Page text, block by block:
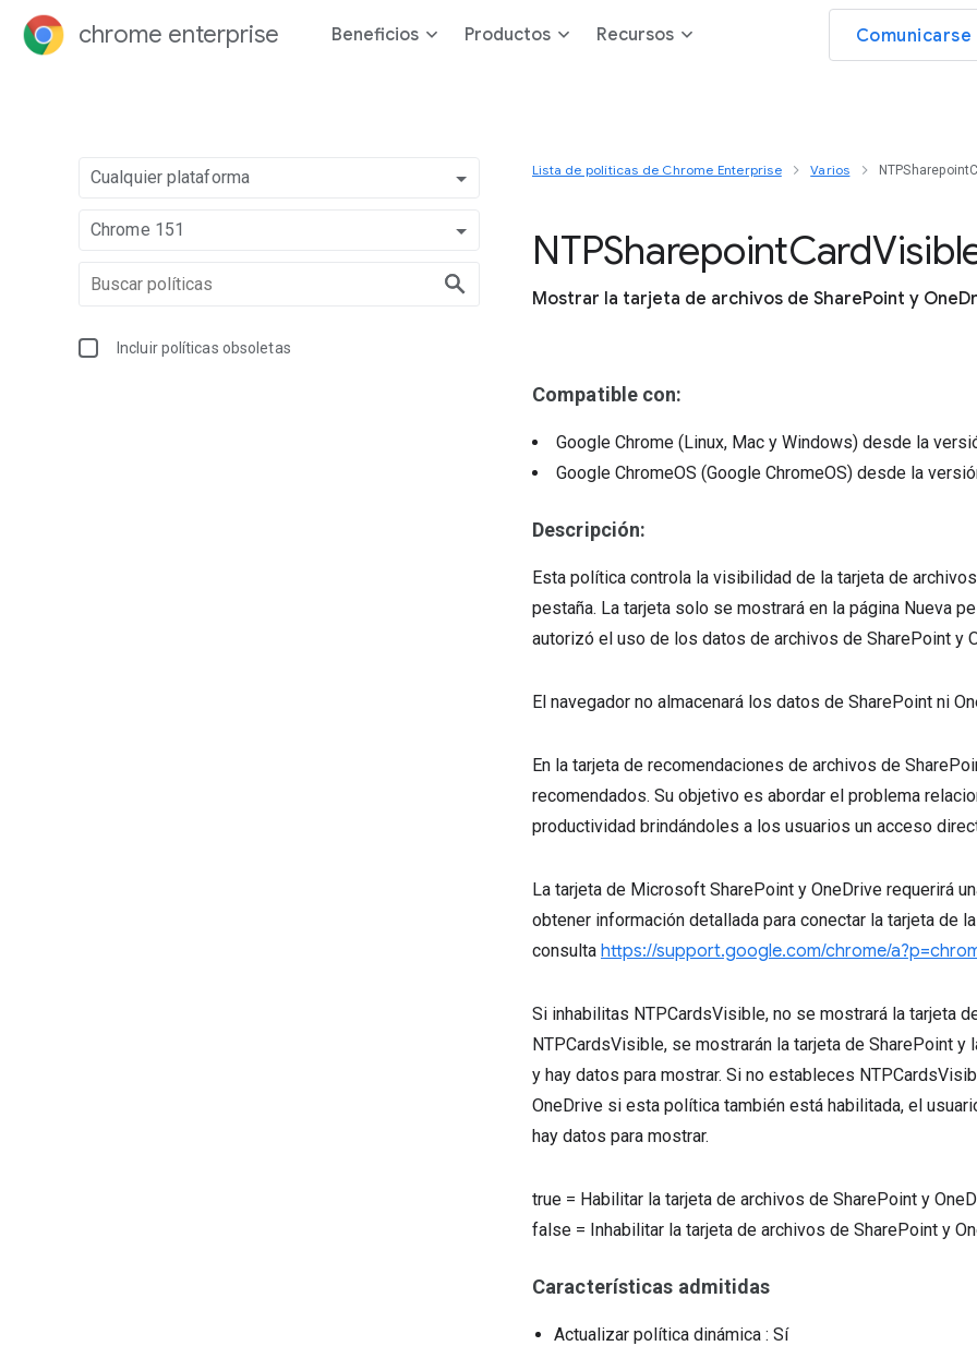
chrome enterprise Beneficios Productos Recursos
Cualquier plataforma
Chrome 151
Incluir políticas obsoletas
Lista de políticas de Chrome Enterprise Varios
NTPSharepointCard
Mostrar la tarjeta de archivos de SharePoint y
Compatible con:
Google Chrome (Linux, Mac y Windows) desde la
Google ChromeOS (Google ChromeOS) desde la
Descripción:
Esta política controla la visibilidad de la tarjeta de
pestaña. La tarjeta solo se mostrará en la página Nueva
autorizó el uso de los datos de archivos de SharePoint y
El navegador no almacenará los datos de SharePoint ni
En la tarjeta de recomendaciones de archivos de
recomendados. Su objetivo es abordar el problema
productividad brindándoles a los usuarios un acceso
La tarjeta de Microsoft SharePoint y OneDrive requerirá
obtener información detallada para conectar la tarjeta de
consulta https://support.google.com/chrome/
Si inhabilitas NTPCardsVisible, no se mostrará la tarjeta
NTPCardsVisible, se mostrarán la tarjeta de SharePoint
y hay datos para mostrar. Si no estableces
OneDrive si esta política también está habilitada, el
hay datos para mostrar.
true = Habilitar la tarjeta de archivos de SharePoint y
false = Inhabilitar la tarjeta de archivos de SharePoint y
Características admitidas
Actualizar política dinámica : Sí